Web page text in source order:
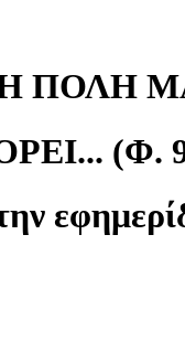
ΠΟΛΗ
(Φ.